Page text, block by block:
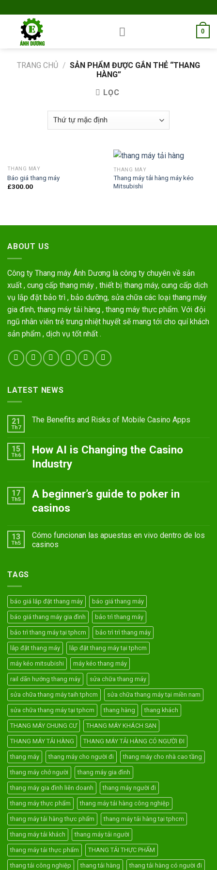
to
content
0
TRANG CHỦ / SẢN PHẨM ĐƯỢC GẮN THẺ “THANG
HÀNG”
LỌC
THANG MÁY
Báo giá thang máy
£300.00
THANG MÁY
Thang máy tải hàng máy kéo
Mitsubishi
ABOUT US
Công ty Thang máy Ánh Dương là công ty chuyên về sản
xuất , cung cấp thang máy , thiết bị thang máy, cung cấp dịch
vụ lắp đặt bảo trì , bảo dưỡng, sửa chữa các loại thang máy
gia đình, thang máy tải hàng , thang máy thực phẩm. Với đội
ngũ nhân viên trẻ trung nhiệt huyết sẽ mang tới cho quí khách
sản phẩm , dịch vụ tốt nhất .
LATEST NEWS
21
Th7
The Benefits and Risks of Mobile Casino Apps
15
Th6
How AI is Changing the Casino
Industry
17
Th5
A beginner’s guide to poker in
casinos
13
Th5
Cómo funcionan las apuestas en vivo dentro de los
casinos
TAGS
báo giá lắp đặt thang máy báo giá thang máy
báo giá thang máy gia đình bảo trì thang máy
bảo trì thang máy tại tphcm bảo trì trì thang máy
lắp đặt thang máy lắp đặt thang máy tại tphcm
máy kéo mitsubishi máy kéo thang máy
rail dãn hướng thang máy sửa chữa thang máy
sửa chữa thang máy taih tphcm sửa chữa thang máy tại miền nam
sửa chữa thang máy tại tphcm thang hàng thang khách
THANG MÁY CHUNG CƯ THANG MÁY KHÁCH SẠN
THANG MÁY TẢI HÀNG THANG MÁY TẢI HÀNG CÓ NGƯỜI ĐI
thang máy thang máy cho người đi thang máy cho nhà cao tầng
thang máy chở người thang máy gia đình
thang máy gia đình liên doanh thang máy người đi
thang máy thực phẩm thang máy tải hàng công nghiệp
thang máy tải hàng thực phẩm thang máy tải hàng tại tphcm
thang máy tải khách thang máy tải người
thang máy tải thực phẩm THANG TẢI THỰC PHẨM
thang tải công nghiệp thang tải hàng thang tải hàng có người đi